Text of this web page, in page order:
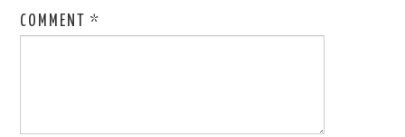
COMMENT*